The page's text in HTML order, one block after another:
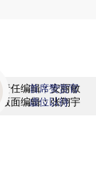
责任编辑：安丽敏
版面编辑：张翔宇
首席赞赏官
虚位以待